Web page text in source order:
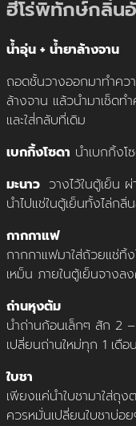
ฮีโร่พิทักษ์กลิ่น
น้ำอุ่น + น้ำยาล้างจาน
ถอดชั้นวางออกมาทำคว
ล้างจาน แล้วนำมาเช็ดท
และใส่่กลับที่เดิม
เบกกิ้งโซดา นำเบกกิ้งโ
มะนาว วางไว้ในตู้เย็น
นำไปแช่ในตู้เย็นทั้งไล่ก
กากกาแฟ
กากกาแฟมาใส่ถ้วยแช่ทิ้
เหม็น ภายในตู้เย็นจาง
ถ่านหุงต้ม
นำถ่านก้อนเล็กๆ สัก 2
เปลี่ยนถ่านใหม่ทุก 1 เดือน
ใบชา
เพียงแค่นำใบชามาใส่ถุง
ควรหมั่นเปลี่ยนใบชาบ่อ